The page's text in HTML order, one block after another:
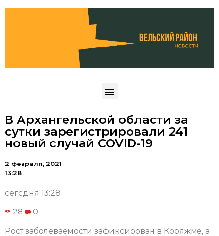
В Архангельской области за
сутки зарегистрировали 241
новый случай COVID-19
2 февраля, 2021
13:28
сегодня 13:28
28 0
Рост заболеваемости зафиксирован в Коряжме, а